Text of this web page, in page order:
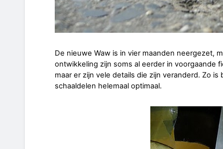
De nieuwe Waw is in vier maanden neergezet,
ontwikkeling zijn soms al eerder in voorgaande
maar er zijn vele details die zijn veranderd. Zo
schaaldelen helemaal optimaal.